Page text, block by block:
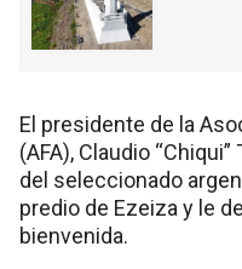
El presidente de la
(AFA), Claudio
del seleccionado
predio de Ezeiza y le
bienvenida.